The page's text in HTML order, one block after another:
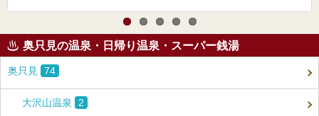
奥只見の温泉・日帰り温泉・スーパー銭湯
奥只見 74
大沢山温泉 2